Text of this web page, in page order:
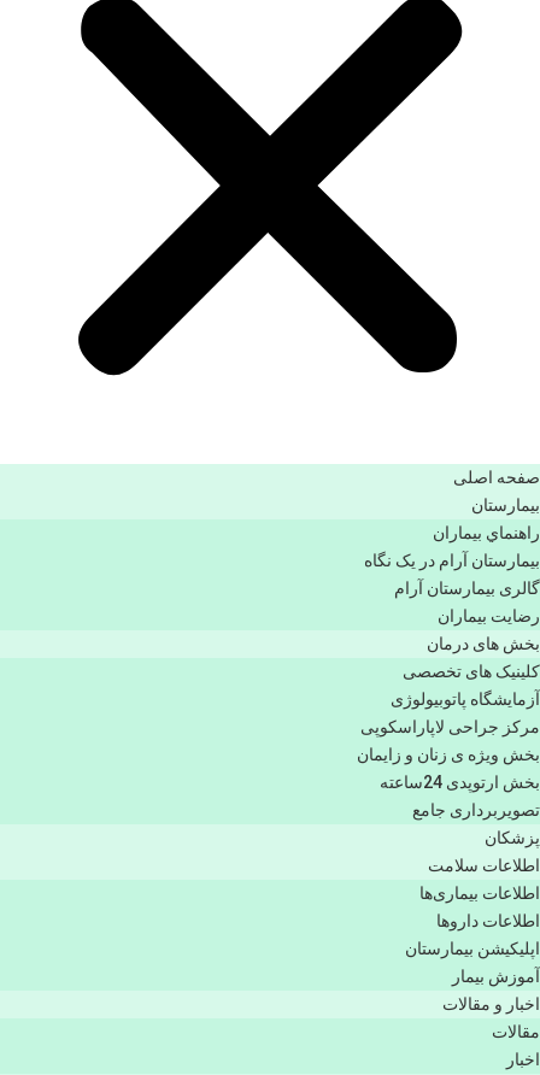
صفحه اصلی
بيمارستان
راهنماي بیماران
بیمارستان آرام در یک نگاه
گالری بیمارستان آرام
رضایت بیماران
بخش های درمان
کلینیک های تخصصی
آزمایشگاه پاتوبیولوژی
مرکز جراحی لاپاراسکوپی
بخش ویژه ی زنان و زایمان
بخش ارتوپدی 24ساعته
تصویربرداری جامع
پزشكان
اطلاعات سلامت
اطلاعات بیماری‌ها
اطلاعات دارو‌ها
اپليكيشن بيمارستان
آموزش بیمار
اخبار و مقالات
مقالات
اخبار